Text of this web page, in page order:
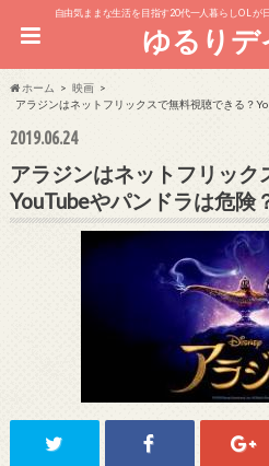
自由気ままな生活を目指す20代一人暮らしOL が
ゆるり
ホーム
映画
アラジンはネットフリックスで無料視聴できる？
2019.06.24
アラジンはネットフリック
YouTubeやパンドラは危険